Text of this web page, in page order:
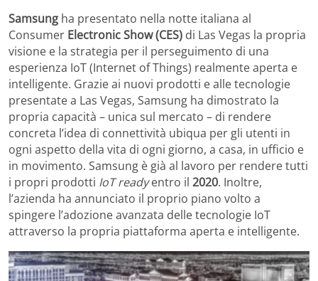
Samsung ha presentato nella notte italiana al
Consumer Electronic Show (CES) di Las Vegas la propria
visione e la strategia per il perseguimento di una
esperienza IoT (Internet of Things) realmente aperta e
intelligente. Grazie ai nuovi prodotti e alle tecnologie
presentate a Las Vegas, Samsung ha dimostrato la
propria capacità – unica sul mercato – di rendere
concreta l’idea di connettività ubiqua per gli utenti in
ogni aspetto della vita di ogni giorno, a casa, in ufficio e
in movimento. Samsung è già al lavoro per rendere tutti
i propri prodotti IoT readyentro il 2020. Inoltre,
l’azienda ha annunciato il proprio piano volto a
spingere l’adozione avanzata delle tecnologie IoT
attraverso la propria piattaforma aperta e intelligente.